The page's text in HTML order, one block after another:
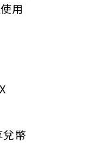
用
兌幣